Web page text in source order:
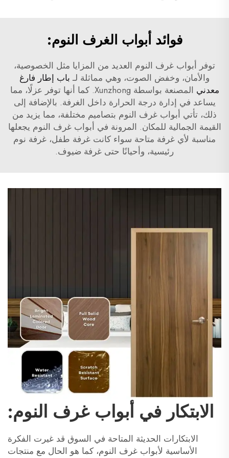
فوائد أبواب الغرف النوم:
توفر أبواب غرف النوم العديد من المزايا مثل الخصوصية،
والأمان، وخفض الصوت، وهي مماثلة لـ باب إطار فارغ
معدني
المصنعة بواسطة Xunzhong. كما أنها توفر عزلًا، مما
يساعد في إدارة درجة الحرارة داخل الغرفة. بالإضافة إلى
ذلك، تأتي أبواب غرف النوم بتصاميم مختلفة، مما يزيد من
القيمة الجمالية للمكان. المرونة في أبواب غرف النوم يجعلها
مناسبة لأي غرفة متاحة سواء كانت غرفة طفل، غرفة نوم
رئيسية، وأحيانًا حتى غرفة ضيوف.
الابتكار في أبواب غرف النوم:
الابتكارات الحديثة المتاحة في السوق قد غيرت الفكرة
الأساسية لأبواب غرف النوم، كما هو الحال مع منتجات